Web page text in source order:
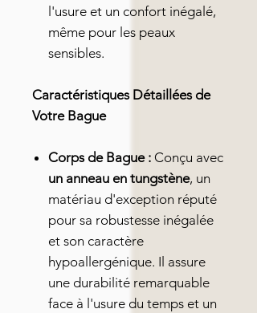
l'usure et un confort inégalé,
même pour les peaux
sensibles.
Caractéristiques Détaillées de
Votre Bague
Corps de Bague : Conçu avec
un anneau en tungstène, un
matériau d'exception réputé
pour sa robustesse inégalée
et son caractère
hypoallergénique. Il assure
une durabilité remarquable
face à l'usure du temps et un